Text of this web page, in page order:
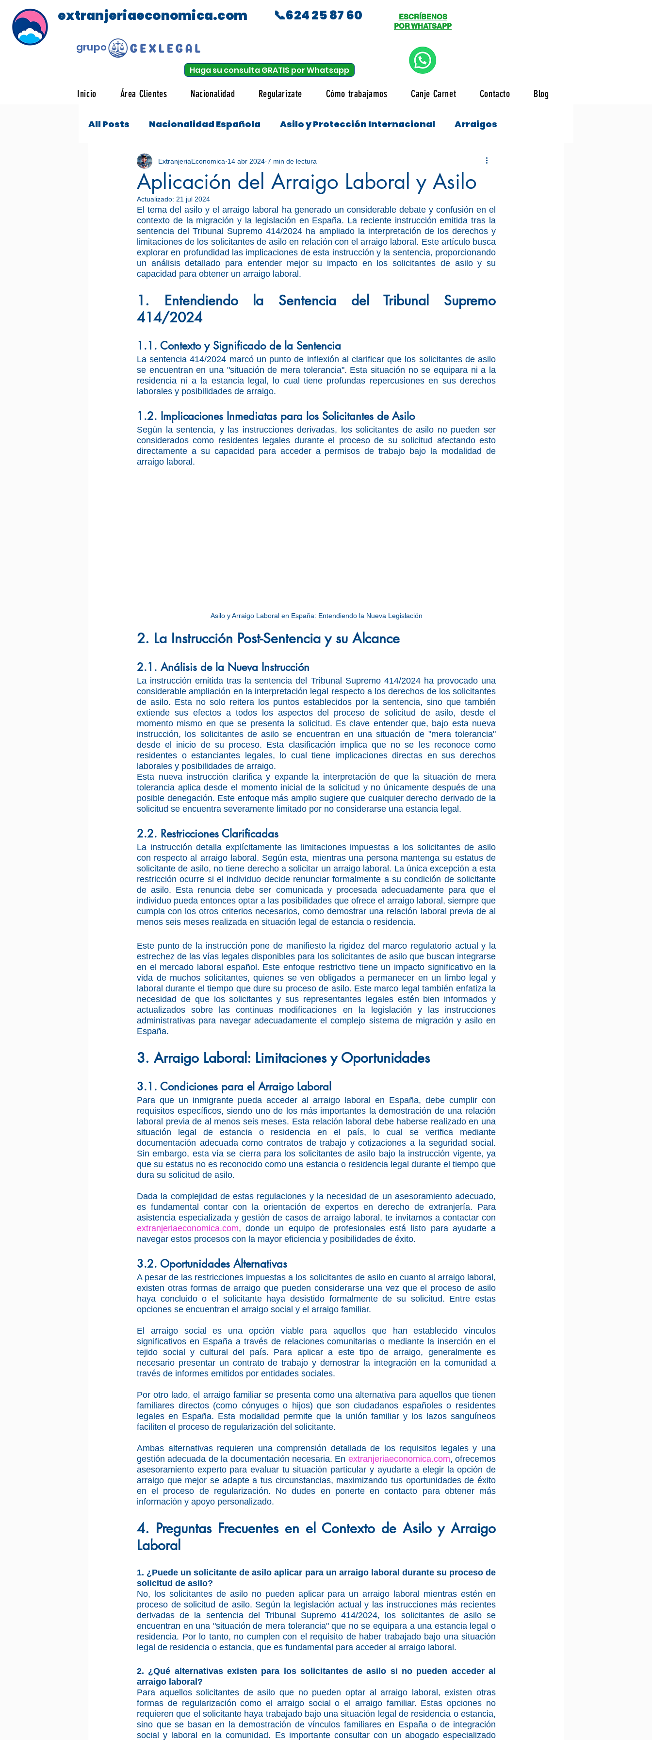
extranjeriaeconomica.com
grupo
📞624 25 87 60
Haga su consulta GRATIS por Whatsapp
ESCRÍBENOS
POR WHATSAPP
Inicio Área Clientes Nacionalidad Regularizate Cómo trabajamos Canje Carnet Contacto Blog
All Posts Nacionalidad Española Asilo y Protección Internacional Arraigos
Tráfico Visado Estudiantes
Aplicación del Arraigo Laboral y Asilo
ExtranjeriaEconomica 14 abr 2024 7 min de lectura
Actualizado: 21 jul 2024
El tema del asilo y el arraigo laboral ha generado un considerable debate y confusión en el
contexto de la migración y la legislación en España. La reciente instrucción emitida tras la
sentencia del Tribunal Supremo 414/2024 ha ampliado la interpretación de los derechos y
limitaciones de los solicitantes de asilo en relación con el arraigo laboral. Este artículo busca
explorar en profundidad las implicaciones de esta instrucción y la sentencia, proporcionando
un análisis detallado para entender mejor su impacto en los solicitantes de asilo y su
capacidad para obtener un arraigo laboral.
1. Entendiendo la Sentencia del Tribunal Supremo
414/2024
1.1. Contexto y Significado de la Sentencia
La sentencia 414/2024 marcó un punto de inflexión al clarificar que los solicitantes de asilo
se encuentran en una "situación de mera tolerancia". Esta situación no se equipara ni a la
residencia ni a la estancia legal, lo cual tiene profundas repercusiones en sus derechos
laborales y posibilidades de arraigo.
1.2. Implicaciones Inmediatas para los Solicitantes de Asilo
Según la sentencia, y las instrucciones derivadas, los solicitantes de asilo no pueden ser
considerados como residentes legales durante el proceso de su solicitud afectando esto
directamente a su capacidad para acceder a permisos de trabajo bajo la modalidad de
arraigo laboral.
Asilo y Arraigo Laboral en España: Entendiendo la Nueva Legislación
2. La Instrucción Post-Sentencia y su Alcance
2.1. Análisis de la Nueva Instrucción
La instrucción emitida tras la sentencia del Tribunal Supremo 414/2024 ha provocado una
considerable ampliación en la interpretación legal respecto a los derechos de los solicitantes
de asilo. Esta no solo reitera los puntos establecidos por la sentencia, sino que también
extiende sus efectos a todos los aspectos del proceso de solicitud de asilo, desde el
momento mismo en que se presenta la solicitud. Es clave entender que, bajo esta nueva
instrucción, los solicitantes de asilo se encuentran en una situación de "mera tolerancia"
desde el inicio de su proceso. Esta clasificación implica que no se les reconoce como
residentes o estanciantes legales, lo cual tiene implicaciones directas en sus derechos
laborales y posibilidades de arraigo.
Esta nueva instrucción clarifica y expande la interpretación de que la situación de mera
tolerancia aplica desde el momento inicial de la solicitud y no únicamente después de una
posible denegación. Este enfoque más amplio sugiere que cualquier derecho derivado de la
solicitud se encuentra severamente limitado por no considerarse una estancia legal.
2.2. Restricciones Clarificadas
La instrucción detalla explícitamente las limitaciones impuestas a los solicitantes de asilo
con respecto al arraigo laboral. Según esta, mientras una persona mantenga su estatus de
solicitante de asilo, no tiene derecho a solicitar un arraigo laboral. La única excepción a esta
restricción ocurre si el individuo decide renunciar formalmente a su condición de solicitante
de asilo. Esta renuncia debe ser comunicada y procesada adecuadamente para que el
individuo pueda entonces optar a las posibilidades que ofrece el arraigo laboral, siempre que
cumpla con los otros criterios necesarios, como demostrar una relación laboral previa de al
menos seis meses realizada en situación legal de estancia o residencia.
Este punto de la instrucción pone de manifiesto la rigidez del marco regulatorio actual y la
estrechez de las vías legales disponibles para los solicitantes de asilo que buscan integrarse
en el mercado laboral español. Este enfoque restrictivo tiene un impacto significativo en la
vida de muchos solicitantes, quienes se ven obligados a permanecer en un limbo legal y
laboral durante el tiempo que dure su proceso de asilo. Este marco legal también enfatiza la
necesidad de que los solicitantes y sus representantes legales estén bien informados y
actualizados sobre las continuas modificaciones en la legislación y las instrucciones
administrativas para navegar adecuadamente el complejo sistema de migración y asilo en
España.
3. Arraigo Laboral: Limitaciones y Oportunidades
3.1. Condiciones para el Arraigo Laboral
Para que un inmigrante pueda acceder al arraigo laboral en España, debe cumplir con
requisitos específicos, siendo uno de los más importantes la demostración de una relación
laboral previa de al menos seis meses. Esta relación laboral debe haberse realizado en una
situación legal de estancia o residencia en el país, lo cual se verifica mediante
documentación adecuada como contratos de trabajo y cotizaciones a la seguridad social.
Sin embargo, esta vía se cierra para los solicitantes de asilo bajo la instrucción vigente, ya
que su estatus no es reconocido como una estancia o residencia legal durante el tiempo que
dura su solicitud de asilo.
Dada la complejidad de estas regulaciones y la necesidad de un asesoramiento adecuado,
es fundamental contar con la orientación de expertos en derecho de extranjería. Para
extranjeriaeconomica.com, donde un equipo de profesionales está listo para ayudarte a
navegar estos procesos con la mayor eficiencia y posibilidades de éxito.
3.2. Oportunidades Alternativas
A pesar de las restricciones impuestas a los solicitantes de asilo en cuanto al arraigo laboral,
existen otras formas de arraigo que pueden considerarse una vez que el proceso de asilo
haya concluido o el solicitante haya desistido formalmente de su solicitud. Entre estas
opciones se encuentran el arraigo social y el arraigo familiar.
El arraigo social es una opción viable para aquellos que han establecido vínculos
significativos en España a través de relaciones comunitarias o mediante la inserción en el
tejido social y cultural del país. Para aplicar a este tipo de arraigo, generalmente es
necesario presentar un contrato de trabajo y demostrar la integración en la comunidad a
través de informes emitidos por entidades sociales.
Por otro lado, el arraigo familiar se presenta como una alternativa para aquellos que tienen
familiares directos (como cónyuges o hijos) que son ciudadanos españoles o residentes
legales en España. Esta modalidad permite que la unión familiar y los lazos sanguíneos
faciliten el proceso de regularización del solicitante.
Ambas alternativas requieren una comprensión detallada de los requisitos legales y una
gestión adecuada de la documentación necesaria. En extranjeriaeconomica.com, ofrecemos
asesoramiento experto para evaluar tu situación particular y ayudarte a elegir la opción de
arraigo que mejor se adapte a tus circunstancias, maximizando tus oportunidades de éxito
en el proceso de regularización. No dudes en ponerte en contacto para obtener más
información y apoyo personalizado.
4. Preguntas Frecuentes en el Contexto de Asilo y Arraigo
Laboral
1. ¿Puede un solicitante de asilo aplicar para un arraigo laboral durante su proceso de
solicitud de asilo?
No, los solicitantes de asilo no pueden aplicar para un arraigo laboral mientras estén en
proceso de solicitud de asilo. Según la legislación actual y las instrucciones más recientes
derivadas de la sentencia del Tribunal Supremo 414/2024, los solicitantes de asilo se
encuentran en una "situación de mera tolerancia" que no se equipara a una estancia legal o
residencia. Por lo tanto, no cumplen con el requisito de haber trabajado bajo una situación
legal de residencia o estancia, que es fundamental para acceder al arraigo laboral.
2. ¿Qué alternativas existen para los solicitantes de asilo si no pueden acceder al
arraigo laboral?
Para aquellos solicitantes de asilo que no pueden optar al arraigo laboral, existen otras
formas de regularización como el arraigo social o el arraigo familiar. Estas opciones no
requieren que el solicitante haya trabajado bajo una situación legal de residencia o estancia,
sino que se basan en la demostración de vínculos familiares en España o de integración
social y laboral en la comunidad. Es importante consultar con un abogado especializado